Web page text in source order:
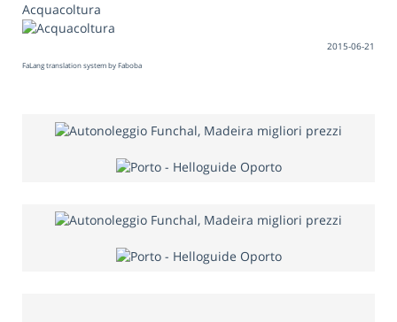
Acquacoltura
2015-06-21
FaLang translation system by Faboba